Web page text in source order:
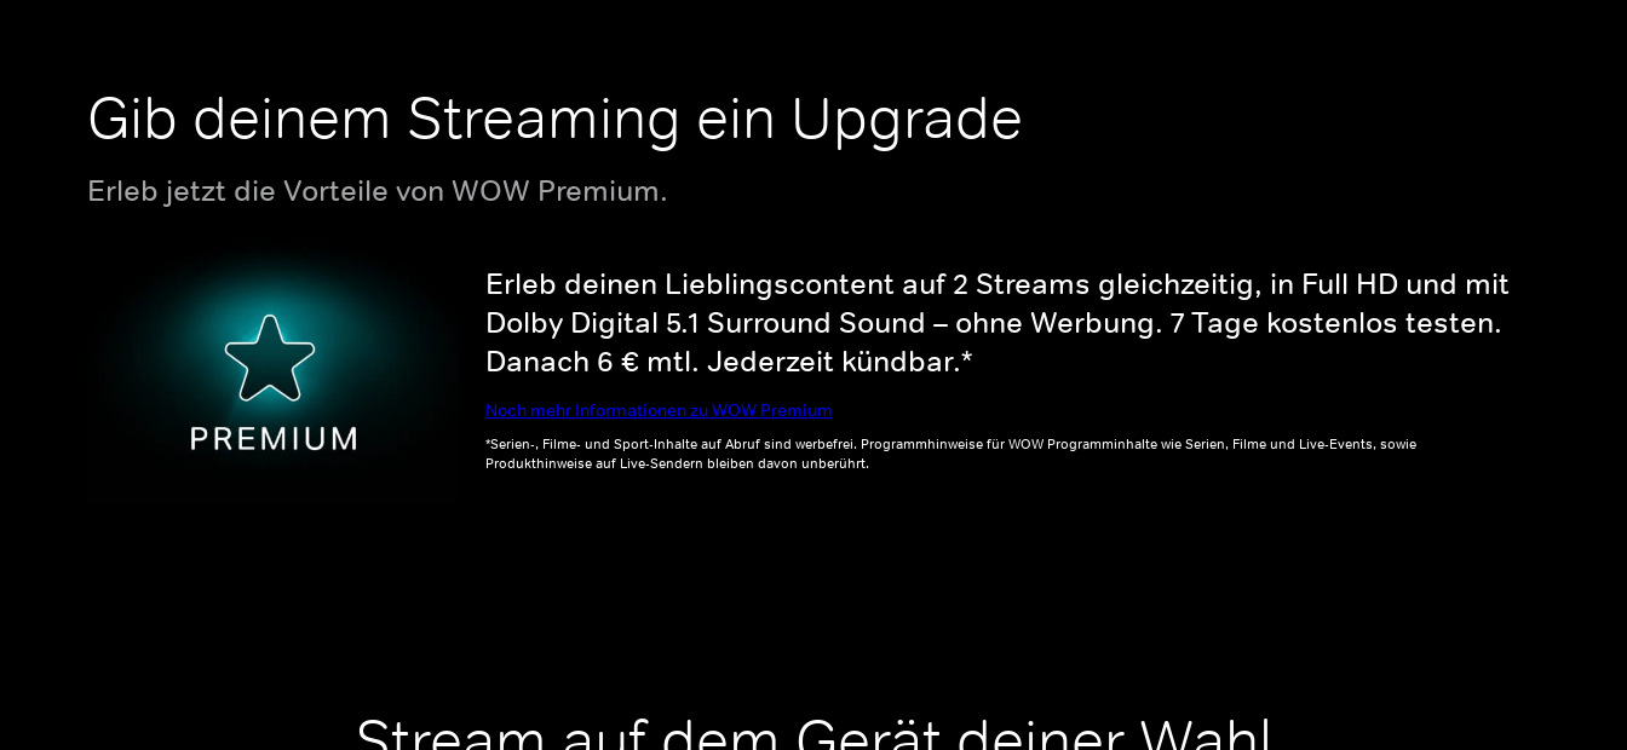
Gib deinem Streaming ein Upgrade
Erleb jetzt die Vorteile von WOW Premium.
Erleb deinen Lieblingscontent auf 2 Streams gleichzeitig, in Full HD und mit
Dolby Digital 5.1 Surround Sound – ohne Werbung. 7 Tage kostenlos testen.
Danach 6 € mtl. Jederzeit kündbar.*
Noch mehr Informationen zu WOW Premium
*Serien-, Filme- und Sport-Inhalte auf Abruf sind werbefrei. Programmhinweise für WOW Programminhalte wie Serien, Filme und Live-Events, sowie
Produkthinweise auf Live-Sendern bleiben davon unberührt.